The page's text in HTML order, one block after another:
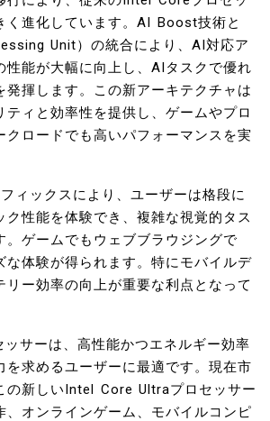
く進化しています。AI Boost技術と
Unit）の統合により、AI対応ア
性能が大幅に向上し、AIタスクで優れ
発揮します。この新アーキテクチャは
ティと効率性を提供し、ゲームやプロ
クロードでも高いパフォーマンスを実
ックスにより、ユーザーは格段に
ク性能を体験でき、複雑な視覚的タス
。ゲームでもウェブブラウジングで
な体験が得られます。特にモバイルデ
リー効率の向上が重要な利点となって
サーは、高性能かつエネルギー効率
を求めるユーザーに最適です。現在市
の新しいIntel Core Ultraプロセッサー
、オンラインゲーム、モバイルコンピ